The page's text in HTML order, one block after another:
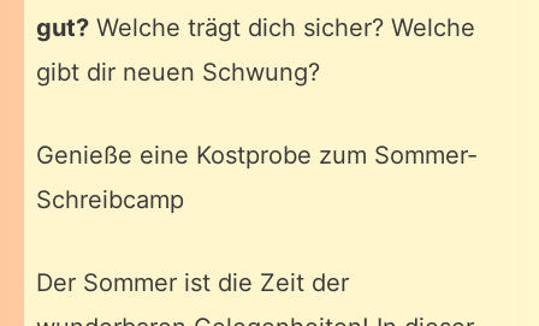
gut? Welche trägt dich sicher? Welche
gibt dir neuen Schwung?
Genieße eine Kostprobe zum Sommer-
Schreibcamp
Der Sommer ist die Zeit der